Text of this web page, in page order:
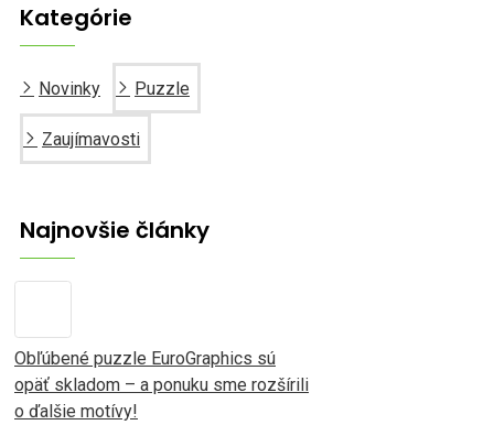
Kategórie
Novinky Puzzle
Zaujímavosti
Najnovšie články
Obľúbené puzzle EuroGraphics sú
opäť skladom – a ponuku sme rozšírili
o ďalšie motívy!